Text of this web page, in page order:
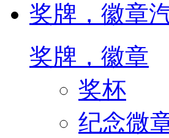
奖牌，徽章
奖牌，徽章
奖杯
纪念微